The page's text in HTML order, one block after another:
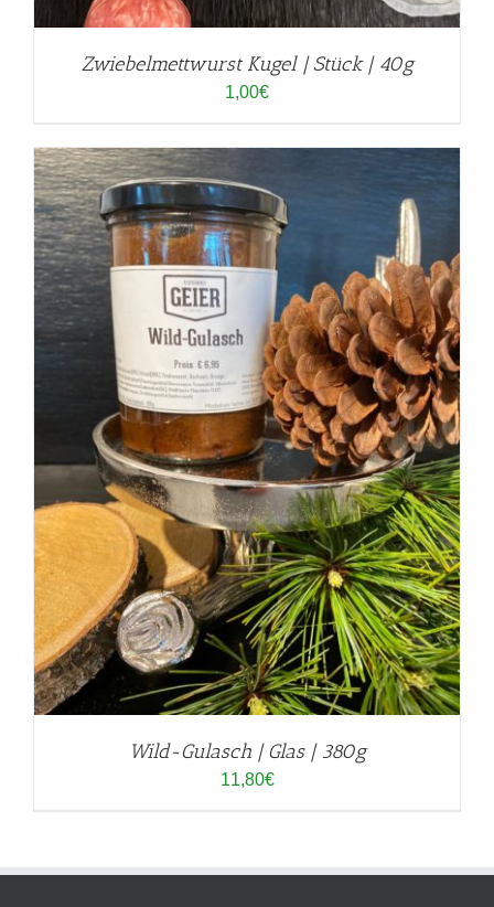
Zwiebelmettwurst Kugel | Stück | 40g
1,00€
Wild-Gulasch | Glas | 380g
11,80€